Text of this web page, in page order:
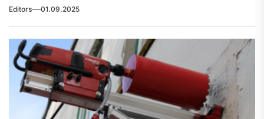
Editors 01.09.2025